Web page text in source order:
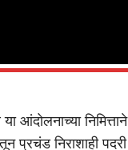
आंदोलनाच्या निमित्ताने
प्रचंड निराशाही पदरी